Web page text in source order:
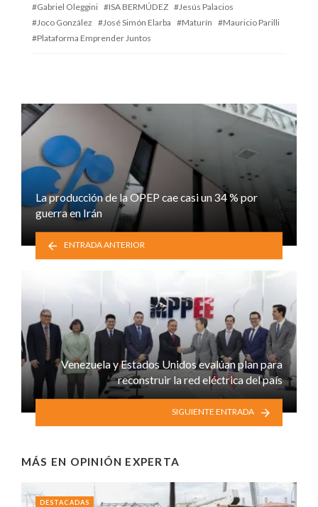
Gabriel Oleggini
ISA BERMÚDEZ
Jesús Palacios
Joco González
José Simón Elarba Maturín
Mauricio Parilli
Plataforma Emprender Juntos
La producción de la OPEP cae casi un 34 % por
guerra en Irán
ENTRADA ANTERIOR
Venezuela y Estados Unidos evalúan plan para
reconstruir la red eléctrica del país
SIGUIENTE ENTRADA
MÁS EN OPINIÓN EXPERTA
DESTACADAS